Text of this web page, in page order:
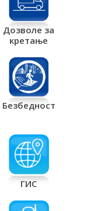
Дозволе за
кретање
Безбедност
ГИС